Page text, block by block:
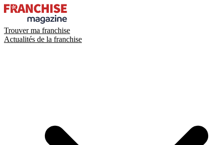
Trouver ma franchise
Actualités de la franchise